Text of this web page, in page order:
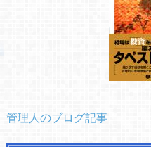
管理人のブログ記事